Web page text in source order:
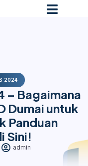
2024
– Bagaimana
Dumai untuk
Panduan
Sini!
admin